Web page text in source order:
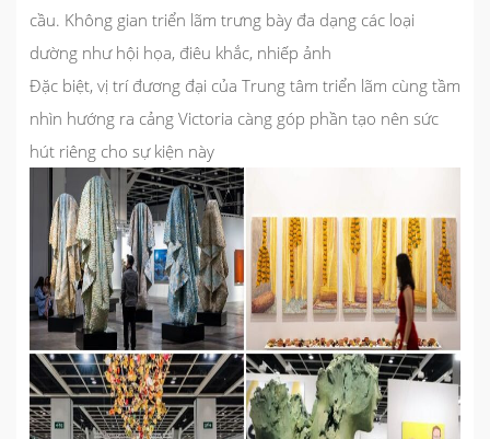
cầu. Không gian triển lãm trưng bày đa dạng các loại
dường như hội họa, điêu khắc, nhiếp ảnh
Đặc biệt, vị trí đương đại của Trung tâm triển lãm cùng tầm
nhìn hướng ra cảng Victoria càng góp phần tạo nên sức
hút riêng cho sự kiện này